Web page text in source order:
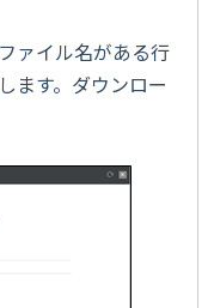
ァイル名がある行
ます。ダウンロー